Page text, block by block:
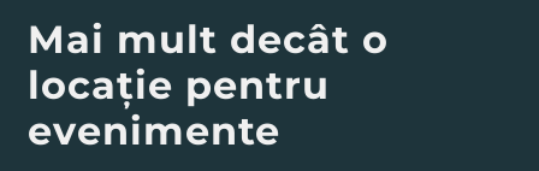
Mai mult decât o
locație pentru
evenimente